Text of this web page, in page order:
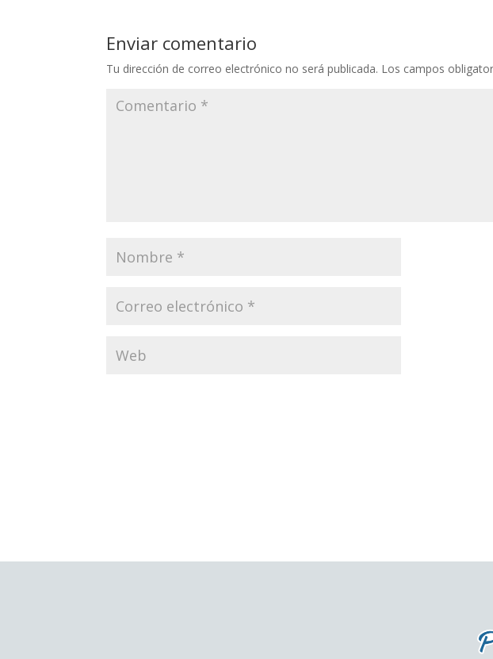
Enviar comentario
Tu dirección de correo electrónico no será publicada. Los campos